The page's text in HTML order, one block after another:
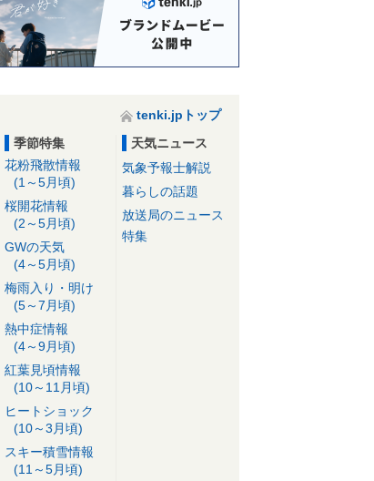
tenki.jpトップ
季節特集
花粉飛散情報
(1～5月頃)
桜開花情報
(2～5月頃)
GWの天気
(4～5月頃)
梅雨入り・明け
(5～7月頃)
熱中症情報
(4～9月頃)
紅葉見頃情報
(10～11月頃)
ヒートショック
(10～3月頃)
スキー積雪情報
(11～5月頃)
天気ニュース
気象予報士解説
暮らしの話題
放送局のニュース
特集